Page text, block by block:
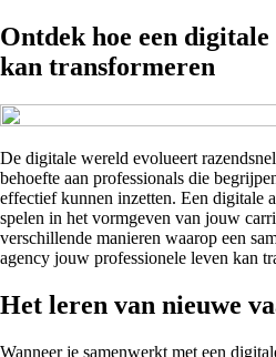
Ontdek hoe een
kan transformeren
De digitale wereld evolueert
behoefte aan professionals die
effectief kunnen inzetten. Een digitale
spelen in het vormgeven van jouw
verschillende manieren waarop een
agency jouw professionele leven kan
Het leren van nieuwe
Wanneer je samenwerkt met een